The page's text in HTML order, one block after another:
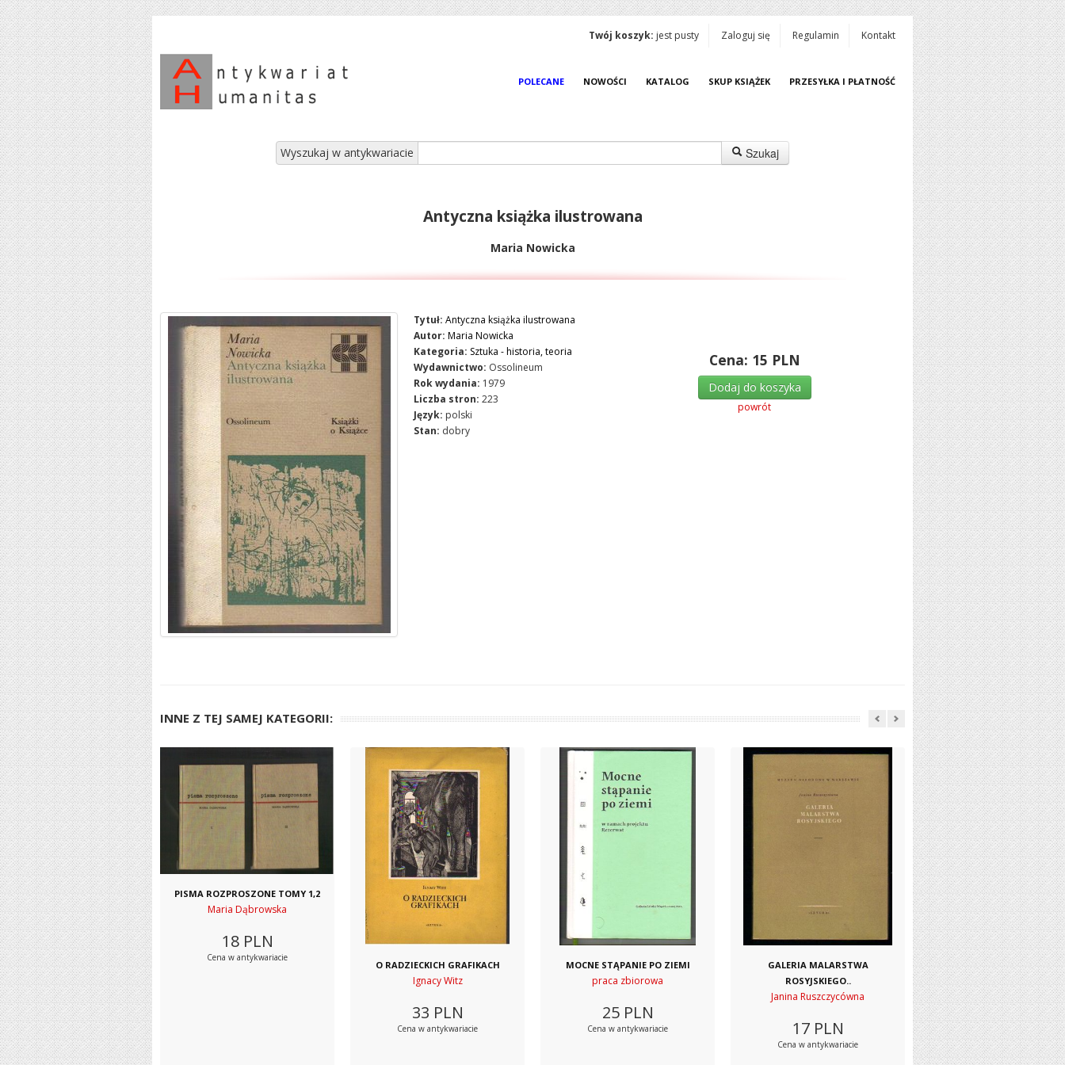
Twój koszyk: jest pusty Zaloguj się Regulamin Kontakt
POLECANE NOWOŚCI KATALOG SKUP KSIĄŻEK PRZESYŁKA I PŁATNOŚĆ
Wyszukaj w antykwariacie Szukaj
Antyczna książka ilustrowana
Maria Nowicka
Tytuł: Antyczna książka ilustrowana
Autor: Maria Nowicka
Kategoria: Sztuka - historia, teoria
Wydawnictwo: Ossolineum
Rok wydania: 1979
Liczba stron: 223
Język: polski
Stan: dobry
Cena: 15 PLN
Dodaj do koszyka
powrót
INNE Z TEJ SAMEJ KATEGORII:
PISMA ROZPROSZONE TOMY 1,2
Maria Dąbrowska
18 PLN
Cena w antykwariacie
O RADZIECKICH GRAFIKACH
Ignacy Witz
33 PLN
Cena w antykwariacie
MOCNE STĄPANIE PO ZIEMI
praca zbiorowa
25 PLN
Cena w antykwariacie
GALERIA MALARSTWA
ROSYJSKIEGO..
Janina Ruszczycówna
17 PLN
Cena w antykwariacie